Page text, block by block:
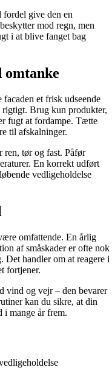
fordel give den en
mod regn, men
i at blive fanget bag
et frisk udseende
rigtigt. Brug kun produkter,
fugt at fordampe. Tætte
til afskalninger.
ren, tør og fast. Påfør
En korrekt udført
vedligeholdelse
omfattende. En årlig
af småskader er ofte nok
Det handler om at reagere i
fortjener.
vind og vejr – den bevarer
kan du sikre, at din
i mange år frem.